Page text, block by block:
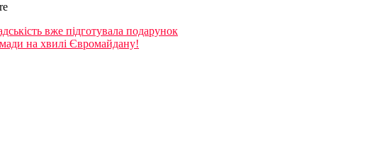
вже підготувала подарунок
на хвилі Євромайдану!